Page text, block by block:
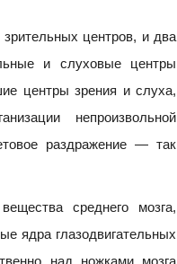
центров, и два
и слуховые центры
центры зрения и слуха,
непроизвольной
раздражение — так
среднего мозга,
ядра глазодвигательных
над ножками мозга